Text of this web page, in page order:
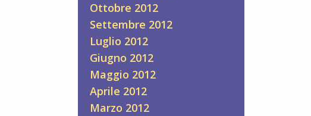
Ottobre 2012
Settembre 2012
Luglio 2012
Giugno 2012
Maggio 2012
Aprile 2012
Marzo 2012